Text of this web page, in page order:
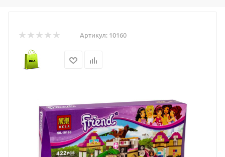
Артикул: 10160